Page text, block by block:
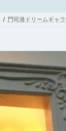
門司港ドリームギャ